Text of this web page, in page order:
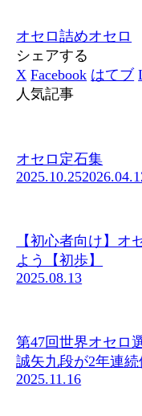
オセロ詰めオセロ
シェアする
X Facebook はてブ
人気記事
オセロ定石集
2025.10.25
【初心者向け】オ
よう【初歩】
2025.08.13
第47回世界オセロ
誠矢九段が2年連続
2025.11.16